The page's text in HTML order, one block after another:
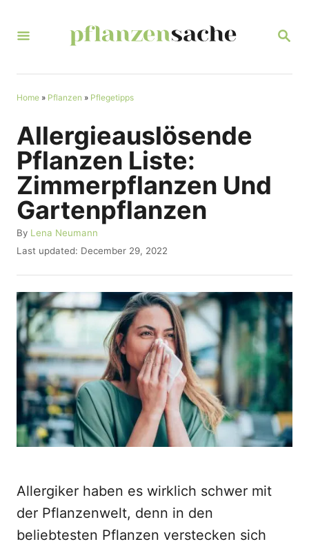
S
R
Home » Pflanzen » Pflegetipps
Allergieauslösende
Pflanzen Liste:
Zimmerpflanzen Und
Gartenpflanzen
By A
u
h
o
r
Lena Neumann
P
s
t
e
d
o
n
Last updated: December 29, 2022
Allergiker haben es wirklich schwer mit
der Pflanzenwelt, denn in den
beliebtesten Pflanzen verstecken sich